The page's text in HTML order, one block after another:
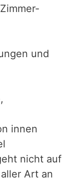
und
innen
nicht auf
Art an